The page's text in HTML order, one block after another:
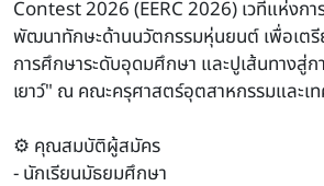
Contest 2026 (EERC 2026) เวทีแห่งก
พัฒนาทักษะด้านนวัตกรรมหุ่นยนต์ เพื่อเต
การศึกษาระดับอุดมศึกษา และปูเส้นทางสู่ก
เยาว์" ณ คณะครุศาสตร์อุตสาหกรรมและเ
⚙️ คุณสมบัติผู้สมัคร
- นักเรียนมัธยมศึกษา